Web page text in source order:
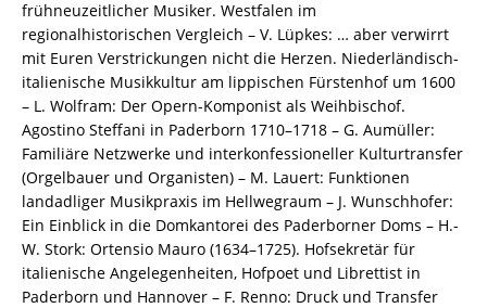
978-
3-
8260-
7218-
5
/
978-
3-
82-
607218-
5
Menge
frühneuzeitlicher Musiker. Westfalen im
regionalhistorischen Vergleich – V. Lüpkes: … aber verwirrt
mit Euren Verstrickungen nicht die Herzen. Niederländisch-
italienische Musikkultur am lippischen Fürstenhof um 1600
– L. Wolfram: Der Opern-Komponist als Weihbischof.
Agostino Steffani in Paderborn 1710–1718 – G. Aumüller:
Familiäre Netzwerke und interkonfessioneller Kulturtransfer
(Orgelbauer und Organisten) – M. Lauert: Funktionen
landadliger Musikpraxis im Hellwegraum – J. Wunschhofer:
Ein Einblick in die Domkantorei des Paderborner Doms – H.-
W. Stork: Ortensio Mauro (1634–1725). Hofsekretär für
italienische Angelegenheiten, Hofpoet und Librettist in
Paderborn und Hannover – F. Renno: Druck und Transfer